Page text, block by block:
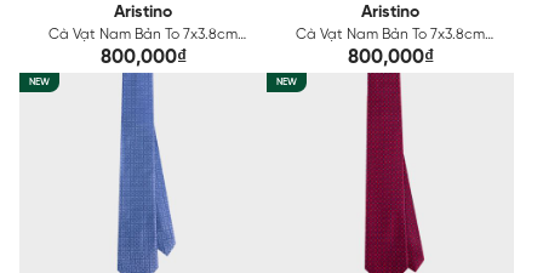
Aristino
Cà Vạt Nam Bản To 7x3.8cm
Aristino ATI0160S2
800,000₫
Aristino
Cà Vạt Nam Bản To 7x3.8cm
Aristino ATI0170S2
800,000₫
NEW NEW